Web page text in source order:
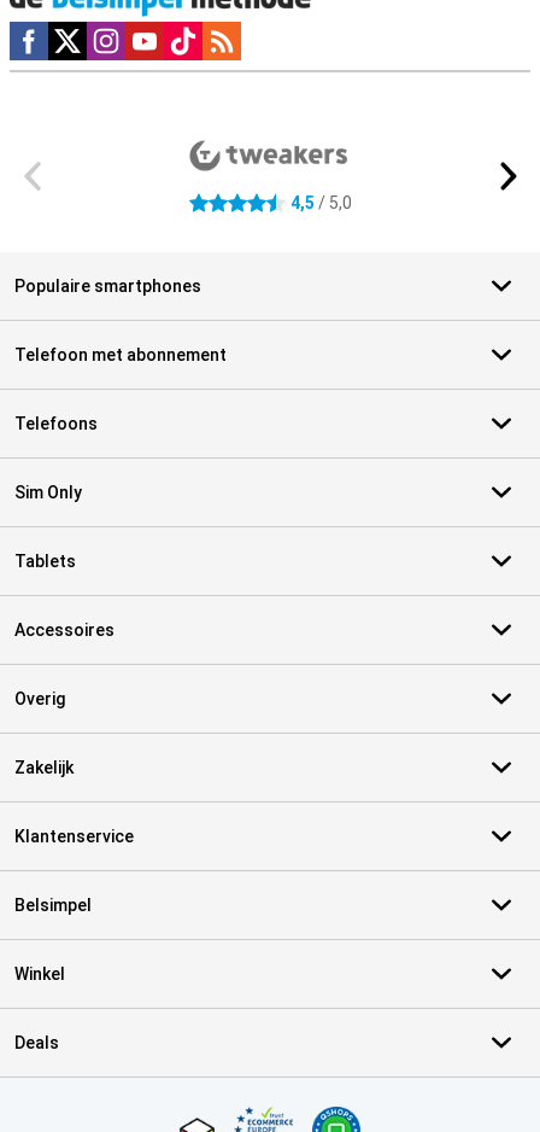
Social media
4.5 sterren 4,5 / 5,0
Populaire smartphones
Telefoon met abonnement
Telefoons
Sim Only
Tablets
Accessoires
Overig
Zakelijk
Klantenservice
Belsimpel
Winkel
Deals